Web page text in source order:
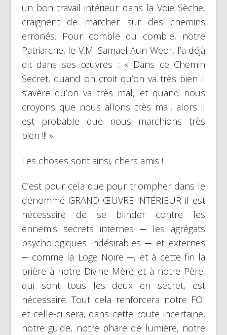
un bon travail intérieur dans la Voie Sèche,
craignent de marcher sur des chemins
erronés. Pour comble du comble, notre
Patriarche, le V.M. Samael Aun Weor, l’a déjà
dit dans ses œuvres : « Dans ce Chemin
Secret, quand on croit qu’on va très bien il
s’avère qu’on va très mal, et quand nous
croyons que nous allons très mal, alors il
est probable que nous marchions très
bien !!! ».
Les choses sont ainsi, chers amis !
C’est pour cela que pour triompher dans le
dénommé GRAND ŒUVRE INTÉRIEUR il est
nécessaire de se blinder contre les
ennemis secrets internes ─ les agrégats
psychologiques indésirables ─ et externes
─ comme la Loge Noire ─, et à cette fin la
prière à notre Divine Mère et à notre Père,
qui sont tous les deux en secret, est
nécessaire. Tout cela renforcera notre FOI
et celle-ci sera, dans cette route incertaine,
notre guide, notre phare de lumière, notre